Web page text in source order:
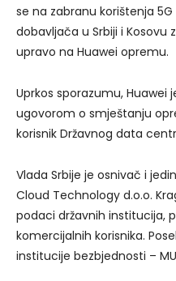
se na zabranu korištenja
dobavljača u Srbiji i Kosovu
upravo na Huawei opremu.
Uprkos sporazumu,
ugovorom o smještanju
korisnik Državnog data
Vlada Srbije je osnivač i
Cloud Technology d.o.o.
podaci državnih institucija,
komercijalnih korisnika.
institucije bezbjednosti –